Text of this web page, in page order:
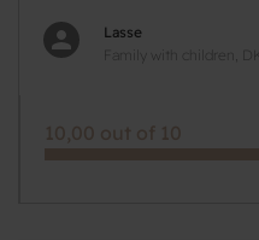
Lasse
Family with children, DK
10,00 out of 10